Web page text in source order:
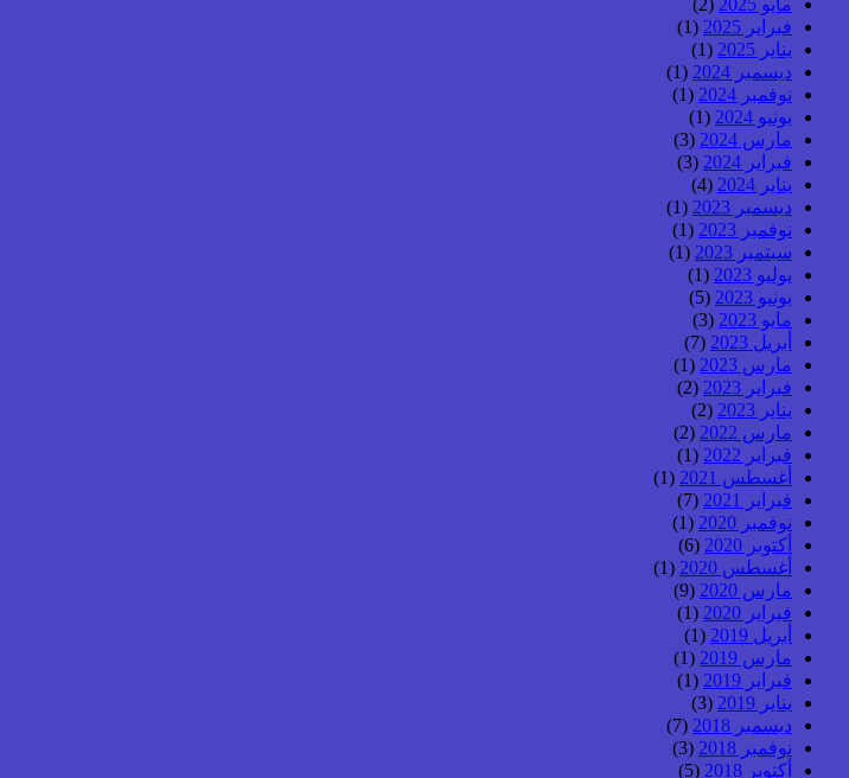
مايو 2025
(2)
فبراير 2025
(1)
يناير 2025
(1)
ديسمبر 2024
(1)
نوفمبر 2024
(1)
يونيو 2024
(1)
مارس 2024
(3)
فبراير 2024
(3)
يناير 2024
(4)
ديسمبر 2023
(1)
نوفمبر 2023
(1)
سبتمبر 2023
(1)
يوليو 2023
(1)
يونيو 2023
(5)
مايو 2023
(3)
أبريل 2023
(7)
مارس 2023
(1)
فبراير 2023
(2)
يناير 2023
(2)
مارس 2022
(2)
فبراير 2022
(1)
أغسطس 2021
(1)
فبراير 2021
(7)
نوفمبر 2020
(1)
أكتوبر 2020
(6)
أغسطس 2020
(1)
مارس 2020
(9)
فبراير 2020
(1)
أبريل 2019
(1)
مارس 2019
(1)
فبراير 2019
(1)
يناير 2019
(3)
ديسمبر 2018
(7)
نوفمبر 2018
(3)
أكتوبر 2018
(5)